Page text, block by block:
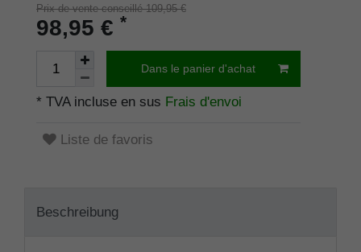
Prix de vente conseillé 109,95 €
98,95 € *
Dans le panier d'achat
* TVA incluse en sus Frais d'envoi
Liste de favoris
Beschreibung